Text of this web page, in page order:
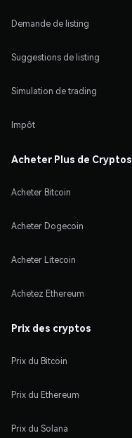
Demande de listing
Suggestions de listing
Simulation de trading
Impôt
Acheter Plus de Cryptos
Acheter Bitcoin
Acheter Dogecoin
Acheter Litecoin
Achetez Ethereum
Prix des cryptos
Prix du Bitcoin
Prix du Ethereum
Prix du Solana